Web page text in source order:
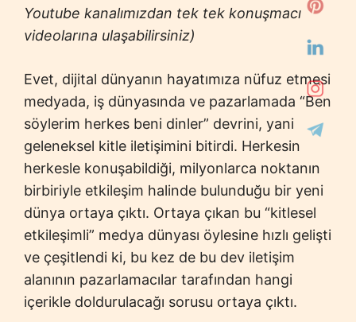
Youtube kanalımızdan tek tek konuşmacı
videolarına ulaşabilirsiniz)
Evet, dijital dünyanın hayatımıza nüfuz etmesi
medyada, iş dünyasında ve pazarlamada “Ben
söylerim herkes beni dinler” devrini, yani
geleneksel kitle iletişimini bitirdi. Herkesin
herkesle konuşabildiği, milyonlarca noktanın
birbiriyle etkileşim halinde bulunduğu bir yeni
dünya ortaya çıktı. Ortaya çıkan bu “kitlesel
etkileşimli” medya dünyası öylesine hızlı gelişti
ve çeşitlendi ki, bu kez de bu dev iletişim
alanının pazarlamacılar tarafından hangi
içerikle doldurulacağı sorusu ortaya çıktı.